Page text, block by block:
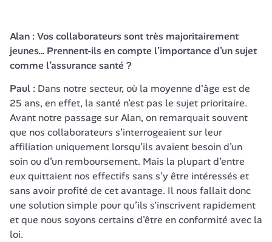
Alan : Vos collaborateurs sont très majoritairement
jeunes… Prennent-ils en compte l’importance d’un sujet
comme l’assurance santé ?
Paul : Dans notre secteur, où la moyenne d'âge est de
25 ans, en effet, la santé n’est pas le sujet prioritaire.
Avant notre passage sur Alan, on remarquait souvent
que nos collaborateurs s’interrogeaient sur leur
affiliation uniquement lorsqu’ils avaient besoin d’un
soin ou d’un remboursement. Mais la plupart d’entre
eux quittaient nos effectifs sans s’y être intéressés et
sans avoir profité de cet avantage. Il nous fallait donc
une solution simple pour qu’ils s'inscrivent rapidement
et que nous soyons certains d’être en conformité avec la